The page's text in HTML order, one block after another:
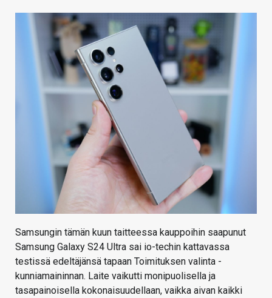
HINTA.FI
VAIHDA TEEMA
Samsungin tämän kuun taitteessa kauppoihin saapunut
Samsung Galaxy S24 Ultra sai io-techin kattavassa
testissä edeltäjänsä tapaan Toimituksen valinta -
kunniamaininnan. Laite vaikutti monipuolisella ja
tasapainoisella kokonaisuudellaan, vaikka aivan kaikki